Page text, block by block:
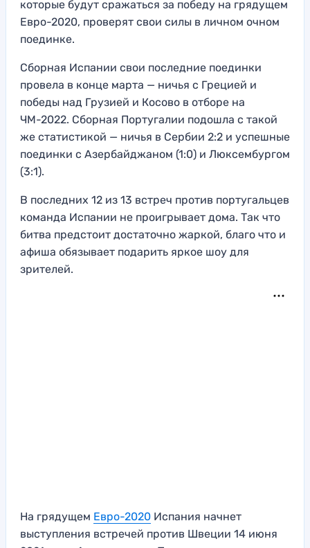
которые будут сражаться за победу на грядущем
Евро-2020, проверят свои силы в личном очном
поединке.
Сборная Испании свои последние поединки
провела в конце марта — ничья с Грецией и
победы над Грузией и Косово в отборе на
ЧМ-2022. Сборная Португалии подошла с такой
же статистикой — ничья в Сербии 2:2 и успешные
поединки с Азербайджаном (1:0) и Люксембургом
(3:1).
В последних 12 из 13 встреч против португальцев
команда Испании не проигрывает дома. Так что
битва предстоит достаточно жаркой, благо что и
афиша обязывает подарить яркое шоу для
зрителей.
На грядущем Евро-2020 Испания начнет
выступления встречей против Швеции 14 июня